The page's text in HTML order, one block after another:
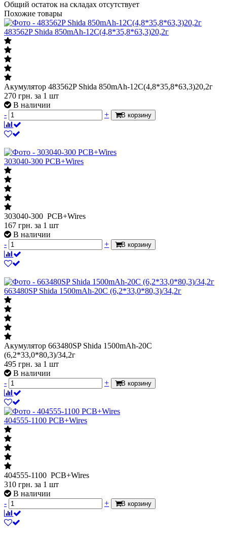
483562P Shida 850mAh-12С(4,8*35,8*63,3)20,2г
Акумулятор 483562P Shida 850mAh-12С(4,8*35,8*63,3)20,2г
270
В наличии
-
303040-300 PCB+Wires
167
В наличии
-
Акумулятор 663480SP Shida 1500mAh-20C
(6,2*33,0*80,3)/34,2г
495грн.за 1 шт
В наличии
-
404555-1100 PCB+Wires
404555-1100 PCB+Wires
310
В наличии
-